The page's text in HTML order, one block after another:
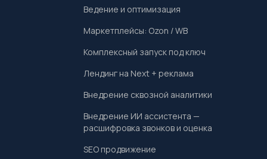
Ведение и оптимизация
Маркетплейсы: Ozon / WB
Комплексный запуск под ключ
Лендинг на Next + реклама
Внедрение сквозной аналитики
Внедрение ИИ ассистента —
расшифровка звонков и оценка
SEO продвижение